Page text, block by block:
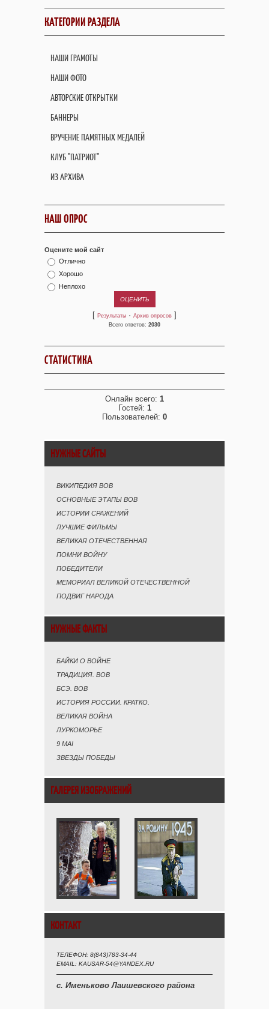
КАТЕГОРИИ РАЗДЕЛА
НАШИ ГРАМОТЫ
НАШИ ФОТО
АВТОРСКИЕ ОТКРЫТКИ
БАННЕРЫ
ВРУЧЕНИЕ ПАМЯТНЫХ МЕДАЛЕЙ
КЛУБ "ПАТРИОТ"
ИЗ АРХИВА
НАШ ОПРОС
Оцените мой сайт
Отлично
Хорошо
Неплохо
[ Результаты · Архив опросов ]
Всего ответов: 2030
СТАТИСТИКА
Онлайн всего: 1
Гостей: 1
Пользователей: 0
НУЖНЫЕ САЙТЫ
ВИКИПЕДИЯ ВОВ
ОСНОВНЫЕ ЭТАПЫ ВОВ
ИСТОРИИ СРАЖЕНИЙ
ЛУЧШИЕ ФИЛЬМЫ
ВЕЛИКАЯ ОТЕЧЕСТВЕННАЯ
ПОМНИ ВОЙНУ
ПОБЕДИТЕЛИ
МЕМОРИАЛ ВЕЛИКОЙ ОТЕЧЕСТВЕННОЙ
ПОДВИГ НАРОДА
НУЖНЫЕ ФАКТЫ
БАЙКИ О ВОЙНЕ
ТРАДИЦИЯ. ВОВ
БСЭ. ВОВ
ИСТОРИЯ РОССИИ. КРАТКО.
ВЕЛИКАЯ ВОЙНА
ЛУРКОМОРЬЕ
9 MAI
ЗВЕЗДЫ ПОБЕДЫ
ГАЛЕРЕЯ ИЗОБРАЖЕНИЙ
КОНТАКТ
ТЕЛЕФОН: 8(843)783-34-44
EMAIL: KAUSAR-54@YANDEX.RU
с. Именьково Лаишевского района